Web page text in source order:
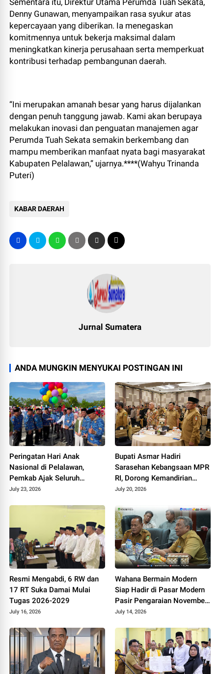
Sementara itu, Direktur Utama Perumda Tuah Sekata,
Denny Gunawan, menyampaikan rasa syukur atas
kepercayaan yang diberikan. Ia menegaskan
komitmennya untuk bekerja maksimal dalam
meningkatkan kinerja perusahaan serta memperkuat
kontribusi terhadap pembangunan daerah.
“Ini merupakan amanah besar yang harus dijalankan
dengan penuh tanggung jawab. Kami akan berupaya
melakukan inovasi dan penguatan manajemen agar
Perumda Tuah Sekata semakin berkembang dan
mampu memberikan manfaat nyata bagi masyarakat
Kabupaten Pelalawan,” ujarnya.****(Wahyu Trinanda
Puteri)
KABAR DAERAH
Jurnal Sumatera
ANDA MUNGKIN MENYUKAI POSTINGAN INI
Peringatan Hari Anak
Nasional di Pelalawan,
Pemkab Ajak Seluruh
Elemen Wujudkan Generasi
July 23, 2026
Bupati Asmar Hadiri
Sarasehan Kebangsaan MPR
RI, Dorong Kemandirian
Fiskal Daerah
July 20, 2026
Resmi Mengabdi, 6 RW dan
17 RT Suka Damai Mulai
Tugas 2026-2029
July 16, 2026
Wahana Bermain Modern
Siap Hadir di Pasar Modern
Pasir Pengaraian November
2026
July 14, 2026